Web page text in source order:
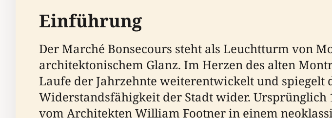
Einführung
Der Marché Bonsecours steht als Leuchtturm von
architektonischem Glanz. Im Herzen des alten
Laufe der Jahrzehnte weiterentwickelt und spiegelt
Widerstandsfähigkeit der Stadt wider. Ursprünglich
vom Architekten William Footner in einem